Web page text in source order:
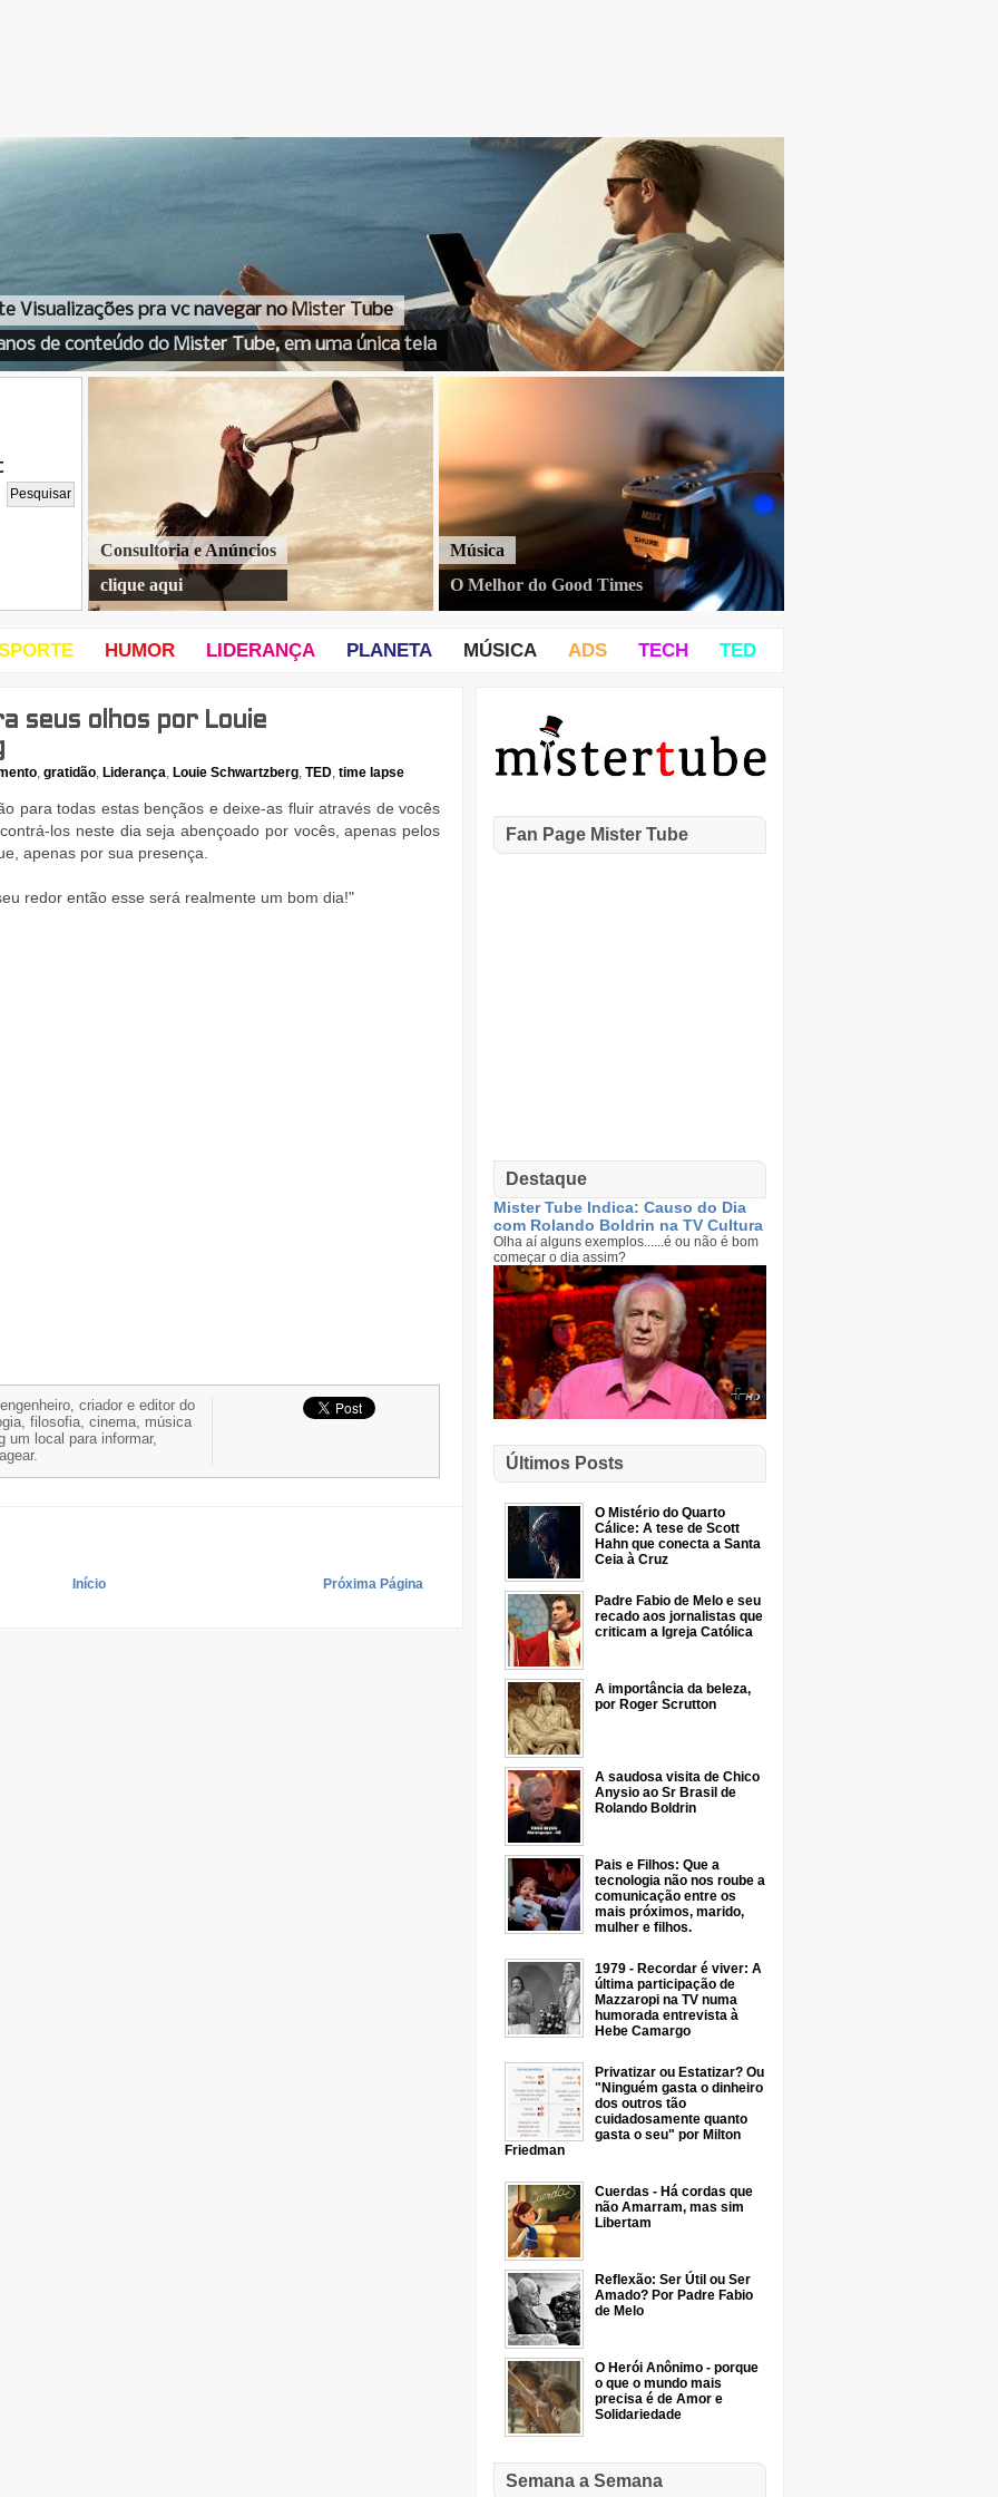
Visualizações pra vc navegar no Mister Tube
de conteúdo do Mister Tube, em uma única tela
Música
O Melhor do Good Times
Consultoria e Anúncios
clique aqui
HUMOR LIDERANÇA PLANETA MÚSICA ADS TECH TED
seus olhos por Louie
, gratidão, Liderança, Louie Schwartzberg, TED, time lapse
para todas estas bençãos e deixe-as fluir através de vocês
los neste dia seja abençoado por vocês, apenas pelos
apenas por sua presença.
redor então esse será realmente um bom dia!"
criador e editor do
filosofia, cinema, música
um local para informar,
Próxima Página
Início
Fan Page Mister Tube
Destaque
Mister Tube Indica: Causo do Dia
com Rolando Boldrin na TV Cultura
Olha aí alguns exemplos......é ou não é bom
começar o dia assim?
Últimos Posts
O Mistério do Quarto
Cálice: A tese de Scott
Hahn que conecta a Santa
Ceia à Cruz
Padre Fabio de Melo e seu
recado aos jornalistas que
criticam a Igreja Católica
A importância da beleza,
por Roger Scrutton
A saudosa visita de Chico
Anysio ao Sr Brasil de
Rolando Boldrin
Pais e Filhos: Que a
tecnologia não nos roube a
comunicação entre os
mais próximos, marido,
mulher e filhos.
1979 - Recordar é viver: A
última participação de
Mazzaropi na TV numa
humorada entrevista à
Hebe Camargo
Privatizar ou Estatizar? Ou
"Ninguém gasta o dinheiro
dos outros tão
cuidadosamente quanto
gasta o seu" por Milton
Friedman
Cuerdas - Há cordas que
não Amarram, mas sim
Libertam
Reflexão: Ser Útil ou Ser
Amado? Por Padre Fabio
de Melo
O Herói Anônimo - porque
o que o mundo mais
precisa é de Amor e
Solidariedade
Semana a Semana